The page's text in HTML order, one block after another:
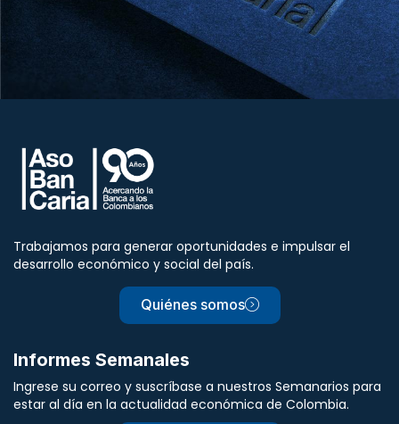
Trabajamos para generar oportunidades e impulsar el
desarrollo económico y social del país.
Quiénes somos
Informes Semanales
Ingrese su correo y suscríbase a nuestros Semanarios para
estar al día en la actualidad económica de Colombia.